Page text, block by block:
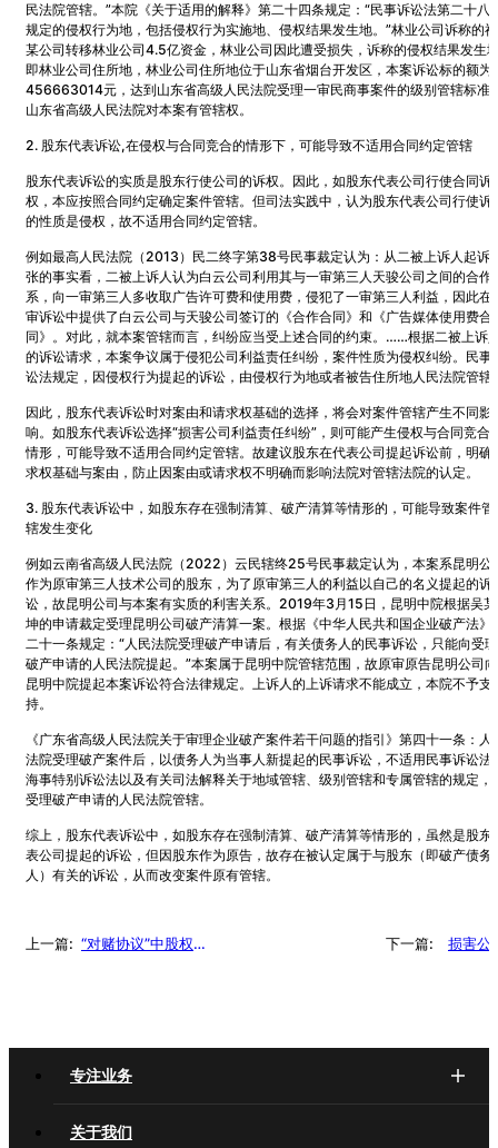
民法院管辖。”本院《关于适用的解释》第二十四条规定：“民事诉讼法第二十八
规定的侵权行为地，包括侵权行为实施地、侵权结果发生地。”林业公司诉称的福
某公司转移林业公司4.5亿资金，林业公司因此遭受损失，诉称的侵权结果发生
即林业公司住所地，林业公司住所地位于山东省烟台开发区，本案诉讼标的额为
456663014元，达到山东省高级人民法院受理一审民商事案件的级别管辖标准
山东省高级人民法院对本案有管辖权。
2. 股东代表诉讼,在侵权与合同竞合的情形下，可能导致不适用合同约定管辖
股东代表诉讼的实质是股东行使公司的诉权。因此，如股东代表公司行使合同诉
权，本应按照合同约定确定案件管辖。但司法实践中，认为股东代表公司行使诉
的性质是侵权，故不适用合同约定管辖。
例如最高人民法院（2013）民二终字第38号民事裁定认为：从二被上诉人起诉
张的事实看，二被上诉人认为白云公司利用其与一审第三人天骏公司之间的合作
系，向一审第三人多收取广告许可费和使用费，侵犯了一审第三人利益，因此在
审诉讼中提供了白云公司与天骏公司签订的《合作合同》和《广告媒体使用费合
同》。对此，就本案管辖而言，纠纷应当受上述合同的约束。……根据二被上诉
的诉讼请求，本案争议属于侵犯公司利益责任纠纷，案件性质为侵权纠纷。民事
讼法规定，因侵权行为提起的诉讼，由侵权行为地或者被告住所地人民法院管辖
因此，股东代表诉讼时对案由和请求权基础的选择，将会对案件管辖产生不同影
响。如股东代表诉讼选择“损害公司利益责任纠纷”，则可能产生侵权与合同竞合
情形，可能导致不适用合同约定管辖。故建议股东在代表公司提起诉讼前，明确
求权基础与案由，防止因案由或请求权不明确而影响法院对管辖法院的认定。
3. 股东代表诉讼中，如股东存在强制清算、破产清算等情形的，可能导致案件管
辖发生变化
例如云南省高级人民法院（2022）云民辖终25号民事裁定认为，本案系昆明公
作为原审第三人技术公司的股东，为了原审第三人的利益以自己的名义提起的诉
讼，故昆明公司与本案有实质的利害关系。2019年3月15日，昆明中院根据吴某
坤的申请裁定受理昆明公司破产清算一案。根据《中华人民共和国企业破产法》
二十一条规定：“人民法院受理破产申请后，有关债务人的民事诉讼，只能向受理
破产申请的人民法院提起。”本案属于昆明中院管辖范围，故原审原告昆明公司向
昆明中院提起本案诉讼符合法律规定。上诉人的上诉请求不能成立，本院不予支
持。
《广东省高级人民法院关于审理企业破产案件若干问题的指引》第四十一条：人
法院受理破产案件后，以债务人为当事人新提起的民事诉讼，不适用民事诉讼法
海事特别诉讼法以及有关司法解释关于地域管辖、级别管辖和专属管辖的规定，
受理破产申请的人民法院管辖。
综上，股东代表诉讼中，如股东存在强制清算、破产清算等情形的，虽然是股东
表公司提起的诉讼，但因股东作为原告，故存在被认定属于与股东（即破产债务
人）有关的诉讼，从而改变案件原有管辖。
上一篇: “对赌协议”中股权回
下一篇:
损害公
专注业务
关于我们